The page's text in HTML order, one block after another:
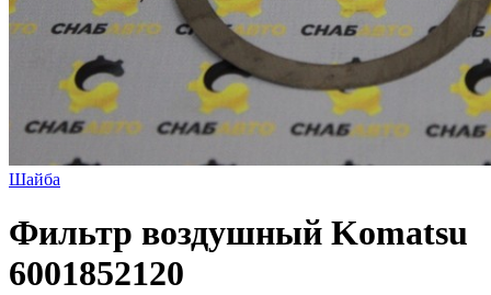
Шайба
Фильтр воздушный Komatsu
6001852120